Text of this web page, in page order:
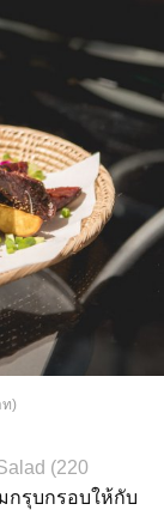
ท)
(220
กรุบกรอบให้กับ